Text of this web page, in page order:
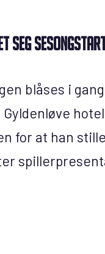
seg
blåses i
for at han